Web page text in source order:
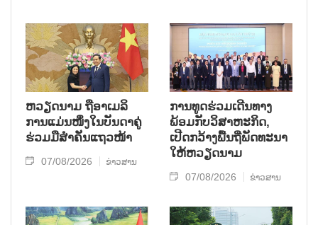
ຫ​ວຽດ​ນາມ ຖື​ອາ​ເມ​ລິ​
ການ​ແມ່ນ​ໜຶ່ງ​ໃນ​ບັນ​ດາ​ຄູ່​
ຮ່ວມ​ມື​ສຳ​ຄັນ​ແຖວ​ໜ້າ
07/08/2026 ຂ່າວສານ
ການ​ທູດ​ຮ່ວມ​ເດີນ​ທາງ​
ພ້ອມກັບ​ວິ​ສາ​ຫະ​ກ​ິດ,
ເປີດກວ້າງ​ພື້ນ​ຖີ່​ພັດ​ທະ​ນາ​
ໃຫ້​ຫວຽດ​ນາມ
07/08/2026 ຂ່າວສານ